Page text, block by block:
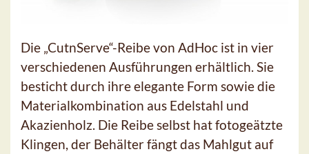
Die „CutnServe“-Reibe von AdHoc ist in vier
verschiedenen Ausführungen erhältlich. Sie
besticht durch ihre elegante Form sowie die
Materialkombination aus Edelstahl und
Akazienholz. Die Reibe selbst hat fotogeätzte
Klingen, der Behälter fängt das Mahlgut auf